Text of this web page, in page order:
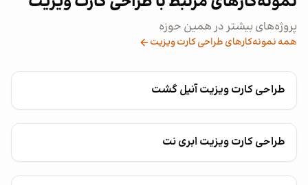
پروژه‌های بیشتر در همین حوزه
همه نمونه‌کارهای طراحی کارت ویزیت
طراحی کارت ویزیت آنیل گشت
طراحی کارت ویزیت ابری نت